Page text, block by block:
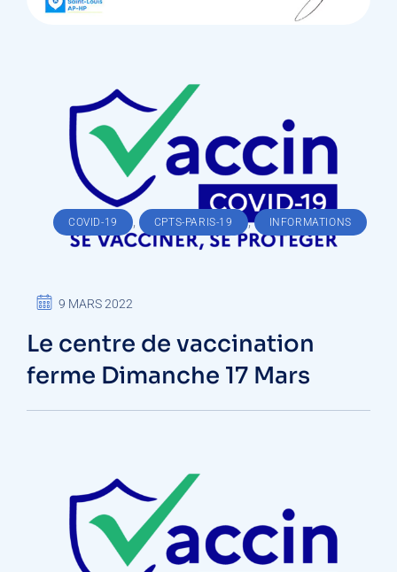
COVID-19 , CPTS-PARIS-19 , INFORMATIONS
9 MARS 2022
Le centre de vaccination
ferme Dimanche 17 Mars